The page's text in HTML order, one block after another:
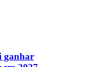
ganhar